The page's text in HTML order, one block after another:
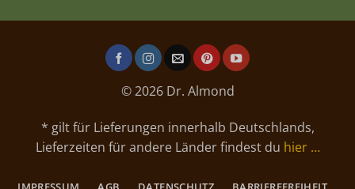
© 2026 Dr. Almond
* gilt für Lieferungen innerhalb Deutschlands,
Lieferzeiten für andere Länder findest du hier …